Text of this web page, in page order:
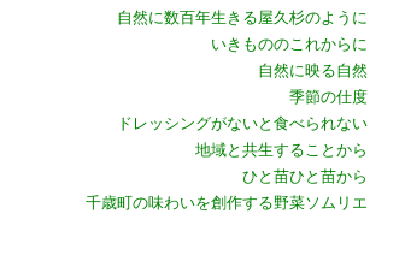
自然に数百年生きる屋久杉のように
いきもののこれからに
自然に映る自然
季節の仕度
ドレッシングがないと食べられない
地域と共生することから
ひと苗ひと苗から
千歳町の味わいを創作する野菜ソムリエ